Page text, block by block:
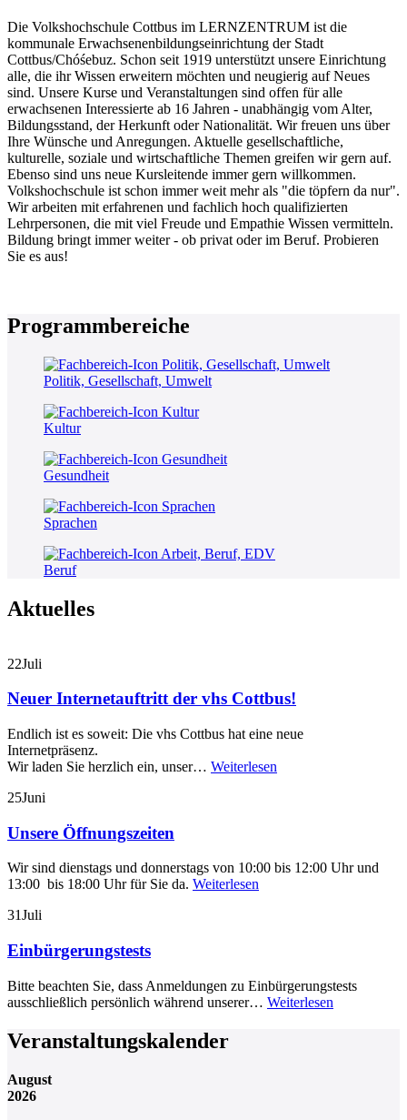
Die Volkshochschule Cottbus im LERNZENTRUM ist die
kommunale Erwachsenenbildungseinrichtung der Stadt
Cottbus/Chóśebuz. Schon seit 1919 unterstützt unsere Einrichtung
alle, die ihr Wissen erweitern möchten und neugierig auf Neues
sind. Unsere Kurse und Veranstaltungen sind offen für alle
erwachsenen Interessierte ab 16 Jahren - unabhängig vom Alter,
Bildungsstand, der Herkunft oder Nationalität. Wir freuen uns über
Ihre Wünsche und Anregungen. Aktuelle gesellschaftliche,
kulturelle, soziale und wirtschaftliche Themen greifen wir gern auf.
Ebenso sind uns neue Kursleitende immer gern willkommen.
Volkshochschule ist schon immer weit mehr als "die töpfern da nur".
Wir arbeiten mit erfahrenen und fachlich hoch qualifizierten
Lehrpersonen, die mit viel Freude und Empathie Wissen vermitteln.
Bildung bringt immer weiter - ob privat oder im Beruf. Probieren
Sie es aus!
Programmbereiche
Politik, Gesellschaft, Umwelt
Kultur
Gesundheit
Sprachen
Beruf
Aktuelles
22Juli
Neuer Internetauftritt der vhs Cottbus!
Endlich ist es soweit: Die vhs Cottbus hat eine neue
Internetpräsenz.
Wir laden Sie herzlich ein, unser… Weiterlesen
25Juni
Unsere Öffnungszeiten
Wir sind dienstags und donnerstags von 10:00 bis 12:00 Uhr und
13:00 bis 18:00 Uhr für Sie da. Weiterlesen
31Juli
Einbürgerungstests
Bitte beachten Sie, dass Anmeldungen zu Einbürgerungstests
ausschließlich persönlich während unserer… Weiterlesen
Veranstaltungskalender
August
2026